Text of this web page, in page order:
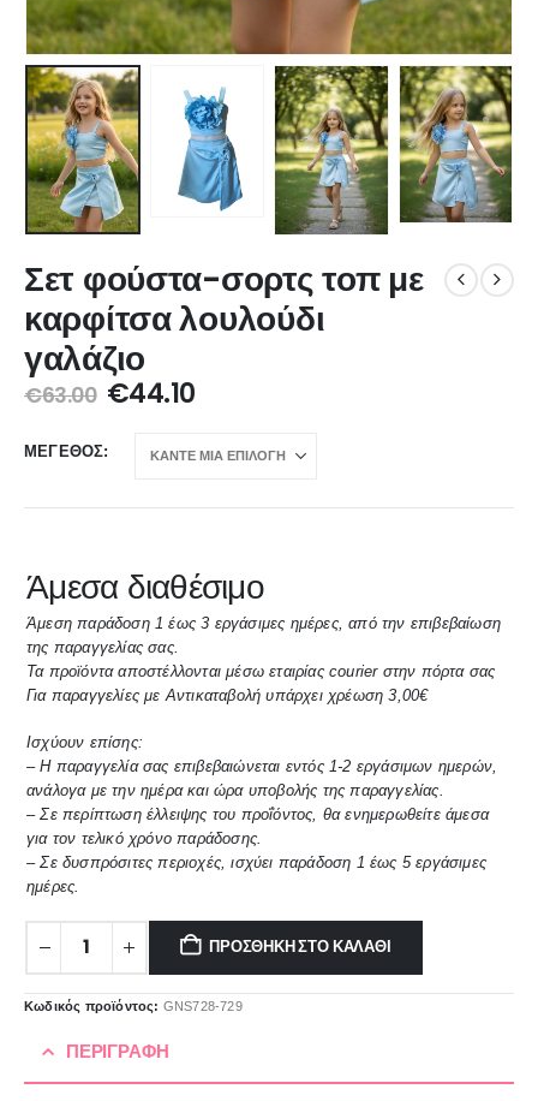
Σετ φούστα-σορτς τοπ με
καρφίτσα λουλούδι
γαλάζιο
€63.00 €44.10
ΜΈΓΕΘΟΣ
Άμεσα διαθέσιμο
Άμεση παράδοση 1 έως 3 εργάσιμες ημέρες, από την επιβεβαίωση
της παραγγελίας σας.
Τα προϊόντα αποστέλλονται μέσω εταιρίας courier στην πόρτα σας
Για παραγγελίες με Αντικαταβολή υπάρχει χρέωση 3,00€
Ισχύουν επίσης:
– Η παραγγελία σας επιβεβαιώνεται εντός 1-2 εργάσιμων ημερών,
ανάλογα με την ημέρα και ώρα υποβολής της παραγγελίας.
– Σε περίπτωση έλλειψης του προΐόντος, θα ενημερωθείτε άμεσα
για τον τελικό χρόνο παράδοσης.
– Σε δυσπρόσιτες περιοχές, ισχύει παράδοση 1 έως 5 εργάσιμες
ημέρες.
ΠΡΟΣΘΉΚΗ ΣΤΟ ΚΑΛΆΘΙ
Κωδικός προϊόντος: GNS728-729
ΠΕΡΙΓΡΑΦΉ